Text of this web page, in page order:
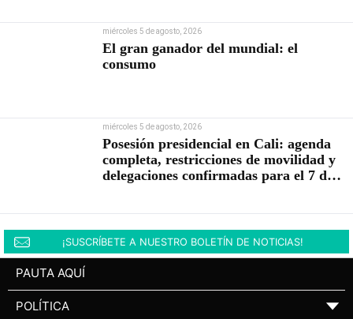
miércoles 5 de agosto, 2026
El gran ganador del mundial: el
consumo
miércoles 5 de agosto, 2026
Posesión presidencial en Cali: agenda
completa, restricciones de movilidad y
delegaciones confirmadas para el 7 de
¡SUSCRÍBETE A NUESTRO BOLETÍN DE NOTICIAS!
PAUTA AQUÍ
POLÍTICA ▼